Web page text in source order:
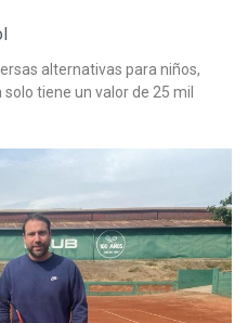
alternativas para niños,
tiene un valor de 25 mil